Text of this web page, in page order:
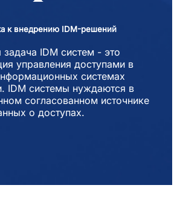
к внедрению IDM-решений
задача IDM систем - это
управления доступами в
системах
IDM системы нуждаются в
согласованном источнике
о доступах.